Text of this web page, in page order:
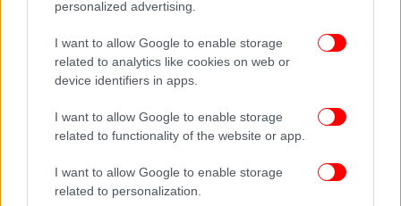
personalized advertising.
I want to allow Google to enable storage
related to analytics like cookies on web or
device identifiers in apps.
I want to allow Google to enable storage
related to functionality of the website or app.
I want to allow Google to enable storage
related to personalization.
γνωστοί ως «Tirailleurs Sénégalais» (Σενεγάλοι
ακροβολιστές), καθώς οι περισσότεροι
προέρχονταν από τη Σενεγάλη.
Έργο ζωής για τον σκηνοθέτη Ματιέ Βαντεπιέ, που
συνεργάστηκε επί σειρά ετών με τον Ομάρ Σι, ο
οποίος έθεσε ως μοναδικό όρο να μιλάει φούλα (τη
σενεγαλέζικη διάλεκτο), η ιδέα της ταινίας
προέκυψε το 1998 με τον θάνατο του τελευταίου